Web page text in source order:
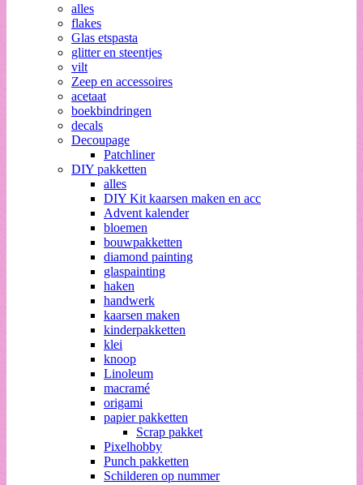
alles
flakes
Glas etspasta
glitter en steentjes
vilt
Zeep en accessoires
acetaat
boekbindringen
decals
Decoupage
Patchliner
DIY pakketten
alles
DIY Kit kaarsen maken en acc
Advent kalender
bloemen
bouwpakketten
diamond painting
glaspainting
haken
handwerk
kaarsen maken
kinderpakketten
klei
knoop
Linoleum
macramé
origami
papier pakketten
Scrap pakket
Pixelhobby
Punch pakketten
Schilderen op nummer